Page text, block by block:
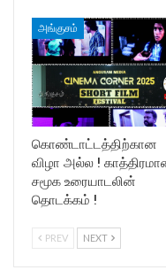
அங்குசம்
கொண்டாட்டத்திற்கான
விழா அல்ல !
சமூக உரையாடலின்
தொடக்கம் !
PREV NEXT